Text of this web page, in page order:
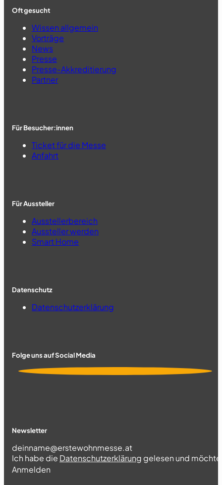
Oft gesucht
Wissen allgemein
Vorträge
News
Presse
Presse-Akkreditierung
Partner
Für Besucher:innen
Ticket für die Messe
Anfahrt
Für Aussteller
Ausstellerbereich
Aussteller werden
Smart Home
Datenschutz
Datenschutzerklärung
Folge uns auf Social Media
Newsletter
Section
Ich habe die Datenschutzerklärung gelesen und
Abschnitt
Anmelden